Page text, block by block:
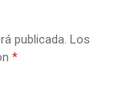
publicada. Los
*